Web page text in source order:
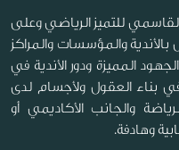
للتميز الرياضي وعلى
والمؤسسات والمراكز
المميزة ودور الأندية في
بناء العقول ولأجسام لدى
والجانب الأكاديمي أو
وهادفة.